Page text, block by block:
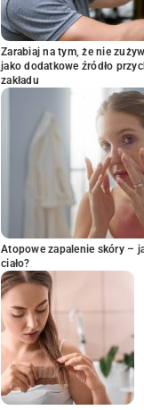
Zarabiaj na tym, że nie
jako dodatkowe źródło
zakładu
Atopowe zapalenie skóry –
ciało?